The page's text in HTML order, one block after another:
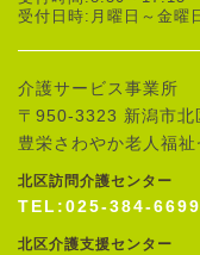
受付日時:月曜日～金曜
介護サービス事業所
〒950-3323 新潟市北
豊栄さわやか老人福
北区訪問介護センター
TEL:025-384-6699
北区介護支援センター